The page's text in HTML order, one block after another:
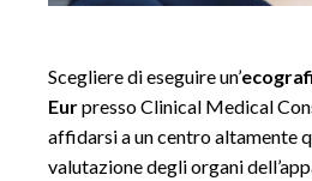
Scegliere di eseguire un’
Eurpresso Clinical Medical
affidarsi a un centro altamente
valutazione degli organi